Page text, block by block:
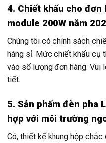
4. Chiết khấu cho đơn
module 200W năm
Chúng tôi có chính sách
hàng sỉ. Mức chiết khấu cụ
vào số lượng đơn hàng. Vui
tiết.
5. Sản phẩm đèn pha
hợp với môi trường
Có, thiết kế khung hộp